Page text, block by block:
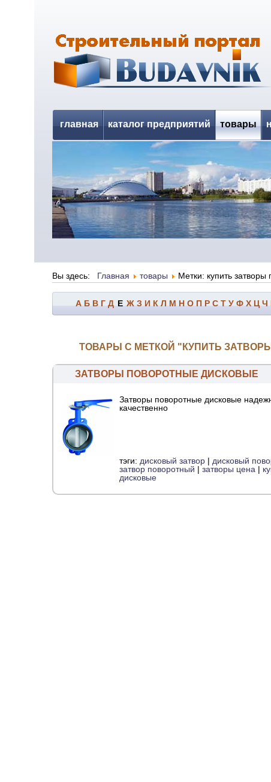
главная каталог предприятий товары
Вы здесь: Главная товары Метки: купить
А Б В Г Д Е Ж З И К Л М Н О П Р С Т У Ф Х Ц Ч
ТОВАРЫ С МЕТКОЙ "КУПИТЬ
ЗАТВОРЫ ПОВОРОТНЫЕ ДИСКОВЫЕ
Затворы поворотные дисковые
качественно
тэги: дисковый затвор | дисковый
затвор поворотный | затворы цена |
дисковые